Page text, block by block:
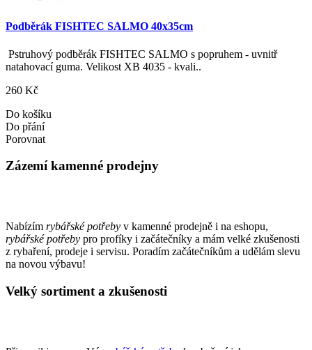
Podběrák FISHTEC SALMO 40x35cm
Pstruhový podběrák FISHTEC SALMO s popruhem - uvnitř
natahovací guma. Velikost XB 4035 - kvali..
260 Kč
Do košíku
Do přání
Porovnat
Zázemí kamenné prodejny
Nabízím rybářské potřeby v kamenné prodejně i na eshopu,
rybářské potřeby pro profíky i začátečníky a mám velké zkušenosti
z rybaření, prodeje i servisu. Poradím začátečníkům a udělám slevu
na novou výbavu!
Velký sortiment a zkušenosti